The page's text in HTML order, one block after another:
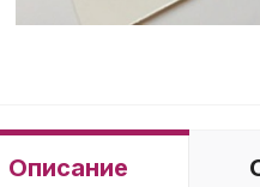
Описание